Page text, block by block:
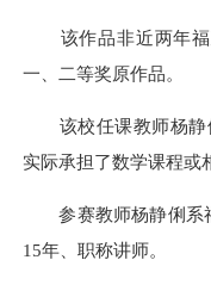
该作品非近两年福
一、二等奖原作品。
该校任课教师杨静
实际承担了数学课程或
参赛教师杨静俐系
15年、职称讲师。